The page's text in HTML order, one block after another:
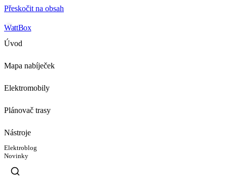
Přeskočit na obsah
WattBox
Úvod
Mapa nabíječek
Elektromobily
Plánovač trasy
Nástroje
Elektroblog
Novinky